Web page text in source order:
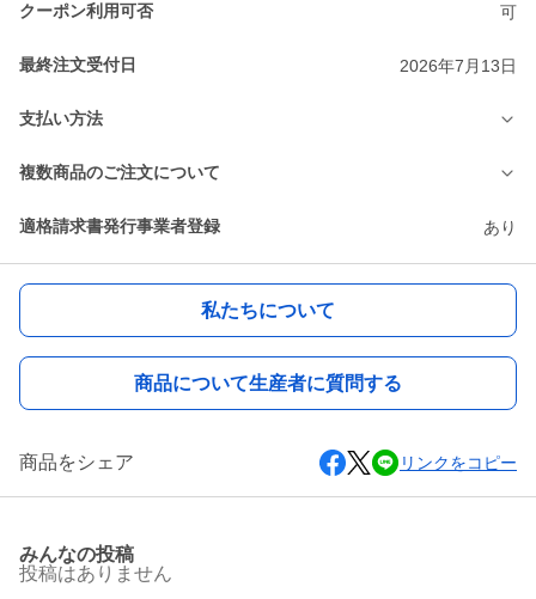
クーポン利用可否 可
最終注文受付日 2026年7月13日
支払い方法
複数商品のご注文について
適格請求書発行事業者登録 あり
私たちについて
商品について生産者に質問する
商品をシェア リンクをコピー
みんなの投稿
投稿はありません